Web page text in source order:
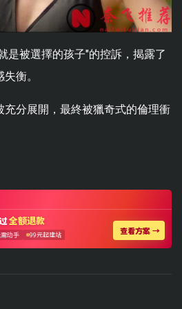
是被選擇的孩子"的控訴，揭露了
衡。
分展開，最終被獵奇式的倫理衝